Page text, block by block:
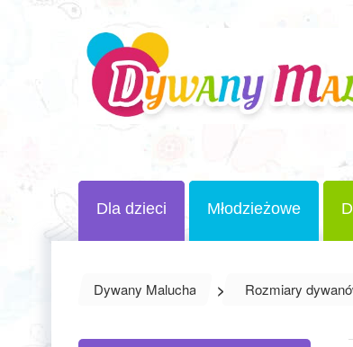
Dla dzieci Młodzieżowe
Dywany Malucha > Rozmiary